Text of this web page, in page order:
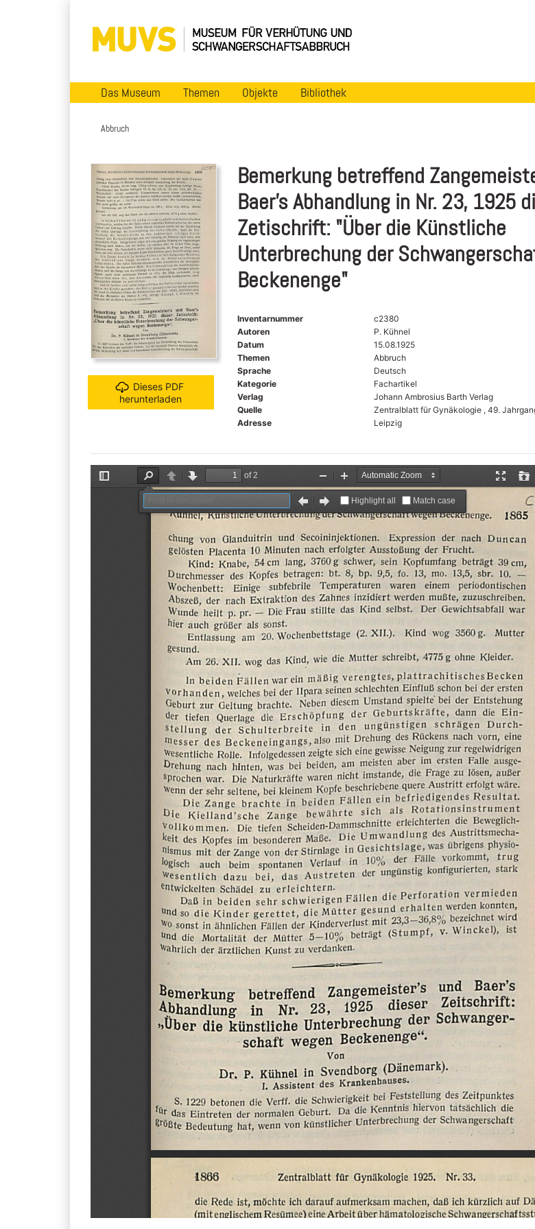
Das Museum Themen Objekte Bibliothek
Abbruch
Dieses PDF
herunterladen
Bemerkung betreffend
Baer's Abhandlung in Nr. 23, 1925
Zetischrift: "Über die Künstliche
Unterbrechung der
Beckenenge"
Inventarnummer
c2380
Autoren
P. Kühnel
Datum
15.08.1925
Themen
Abbruch
Sprache
Deutsch
Kategorie
Fachartikel
Verlag
Johann Ambrosius Barth Verlag
Quelle
Zentralblatt für Gynäkologie , 49.
Adresse
Leipzig